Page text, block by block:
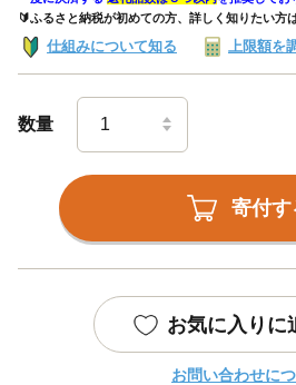
🔰ふるさと納税が初めての方、詳しく知りたい方
仕組みについて知る 上限額を
数量
寄付す
お気に入りに
お問い合わせに